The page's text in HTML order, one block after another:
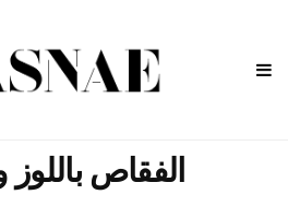
الفقاص باللوز